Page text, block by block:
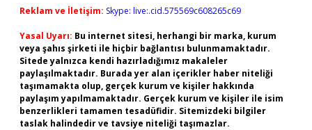
Reklam ve İletişim: Skype: live:.cid.575569c608265c69
Yasal Uyarı: Bu internet sitesi, herhangi bir marka, kurum
veya şahıs şirketi ile hiçbir bağlantısı bulunmamaktadır.
Sitede yalnızca kendi hazırladığımız makaleler
paylaşılmaktadır. Burada yer alan içerikler haber niteliği
taşımamakta olup, gerçek kurum ve kişiler hakkında
paylaşım yapılmamaktadır. Gerçek kurum ve kişiler ile isim
benzerlikleri tamamen tesadüfidir. Sitemizdeki bilgiler
taslak halindedir ve tavsiye niteliği taşımazlar.